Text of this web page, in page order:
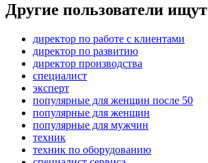
Другие пользователи ищут
директор по работе с клиентами
директор по развитию
директор производства
специалист
эксперт
популярные для женщин после 50
популярные для женщин
популярные для мужчин
техник
техник по оборудованию